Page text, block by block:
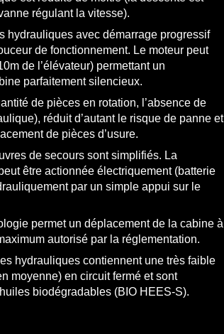
régulant la vitesse).
hydrauliques avec démarrage progressif
de fonctionnement. Le moteur peut
de l’élévateur) permettant un
parfaitement silencieux.
de pièces en rotation, l’absence de
réduit d’autant le risque de panne et
de pièces d’usure.
de secours sont simplifiés. La
être actionnée électriquement (batterie
par un simple appui sur le
permet un déplacement de la cabine à
autorisé par la réglementation.
hydrauliques contiennent une très faible
moyenne) en circuit fermé et sont
biodégradables (BIO HEES-S).